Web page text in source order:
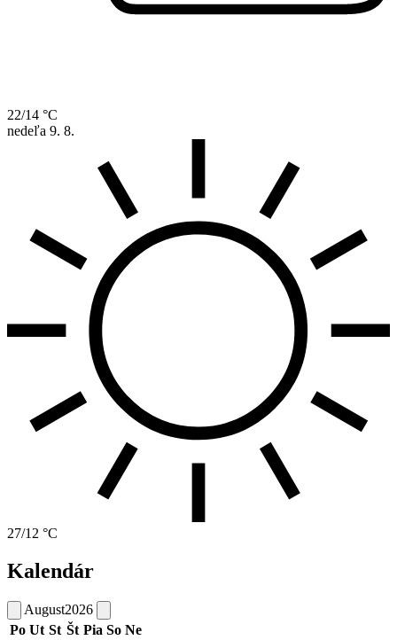
22/14 °C
nedeľa 9. 8.
27/12 °C
Kalendár
August2026
Po Ut St Št Pia So Ne